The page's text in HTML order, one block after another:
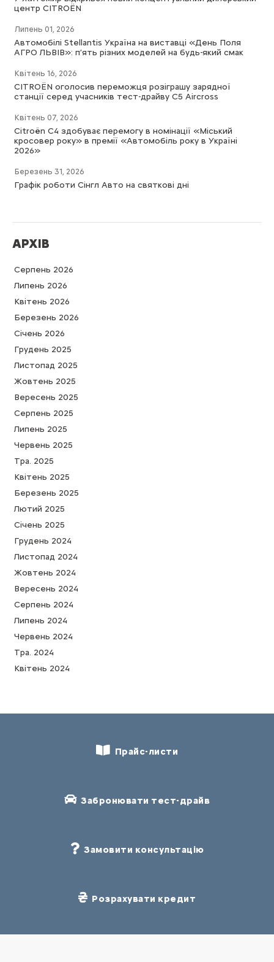
центр CITROËN
Липень 01, 2026
Автомобілі Stellantis Україна на виставці «День Поля
АГРО ЛЬВІВ»: п’ять різних моделей на будь-який смак
Квітень 16, 2026
CITROËN оголосив переможця розіграшу зарядної
станції серед учасників тест-драйву C5 Aircross
Квітень 07, 2026
Citroën C4 здобуває перемогу в номінації «Міський
кросовер року» в премії «Автомобіль року в Україні
2026»
Березень 31, 2026
Графік роботи Сінгл Авто на святкові дні
АРХІВ
Серпень 2026
Липень 2026
Квітень 2026
Березень 2026
Cічень 2026
Грудень 2025
Листопад 2025
Жовтень 2025
Вересень 2025
Серпень 2025
Липень 2025
Червень 2025
Тра. 2025
Квітень 2025
Березень 2025
Лютий 2025
Cічень 2025
Грудень 2024
Листопад 2024
Жовтень 2024
Вересень 2024
Серпень 2024
Липень 2024
Червень 2024
Тра. 2024
Квітень 2024
Прайс-листи
Забронювати тест-драйв
Замовити консультацію
Розрахувати кредит